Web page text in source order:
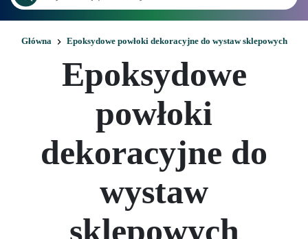
Główna Epoksydowe powłoki dekoracyjne do wystaw sklepowych
Epoksydowe
powłoki
dekoracyjne do
wystaw
sklepowych